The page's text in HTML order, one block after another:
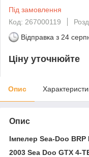
Під замовлення
Код: 267000119
Відправка з 24
Ціну уточнюйте
Опис
Опис
Імпелер Sea-Doo
2003 Sea Doo GTX 4-